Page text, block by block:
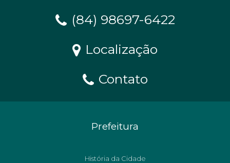
(84) 98697-6422
Localização
Contato
Prefeitura
História da Cidade